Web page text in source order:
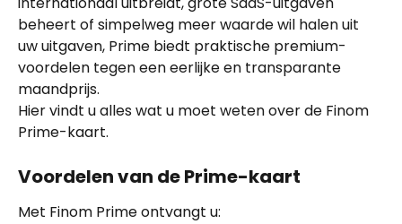
beheert of simpelweg meer waarde wil halen uit
uw uitgaven, Prime biedt praktische premium-
voordelen tegen een eerlijke en transparante
maandprijs.
Hier vindt u alles wat u moet weten over de Finom
Prime-kaart.
Voordelen van de Prime-kaart
Met Finom Prime ontvangt u: